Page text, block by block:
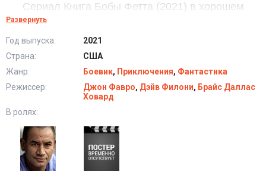
Сериал Книга Бобы Фетта (2021) в хорошем
Развернуть
Год выпуска:
2021
Страна:
США
Жанр:
Боевик, Приключения, Фантастика
Режиссер:
Джон Фавро, Дэйв Филони, Брайс Даллас
Ховард
В ролях: